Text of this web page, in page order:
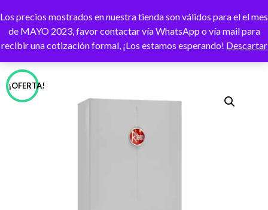
¡OFERTA!
Los precios mostrados en nuestra tienda son válidos para el el mes
de MAYO 2023, favor contactar vía WhatsApp o vía mail para
recibir una cotización formal, ¡Los estamos esperando! Descartar